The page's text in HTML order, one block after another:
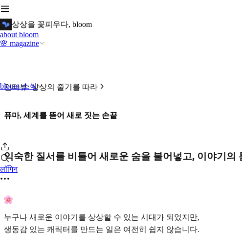
상상을 꽃피우다, bloom
about bloom
🌸 magazine
bloom 소식
लॉगिन
인터뷰: 상상의 줄기를 따라
퓨마, 세계를 뜯어 새로 짓는 손끝
익숙한 질서를 비틀어 새로운 숨을 불어넣고, 이야기
누구나 새로운 이야기를 상상할 수 있는 시대가 되었지만,
생동감 있는 캐릭터를 만드는 일은 여전히 쉽지 않습니다.